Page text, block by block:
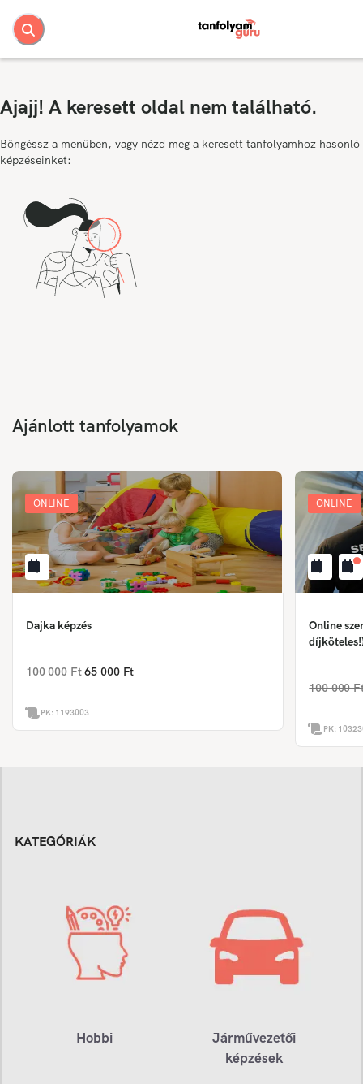
Ajajj! A keresett oldal nem található.
Böngéssz a menüben, vagy nézd meg a keresett tanfolyamhoz hasonló
képzéseinket:
Ajánlott tanfolyamok
ONLINE
Dajka képzés
100 000 Ft 65 000 Ft
PK: 1193003
ONLINE
Online
100 000
PK:
KATEGÓRIÁK
Hobbi
Járművezetői
képzések